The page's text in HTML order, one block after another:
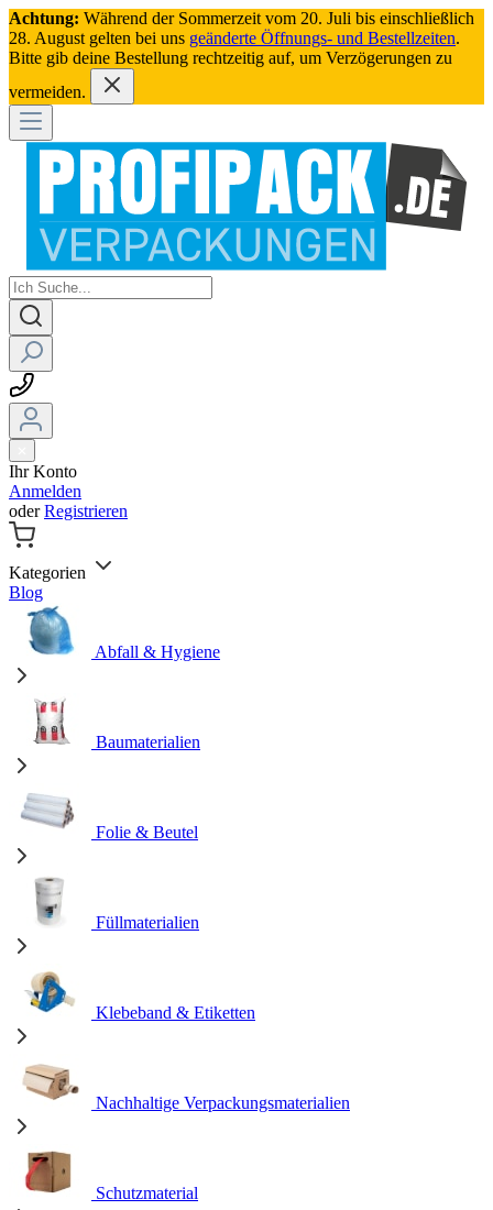
Achtung: Während der Sommerzeit vom 20. Juli bis einschließlich
28. August gelten bei uns geänderte Öffnungs- und Bestellzeiten.
Bitte gib deine Bestellung rechtzeitig auf, um Verzögerungen zu
vermeiden.
Ihr Konto
Anmelden
oderRegistrieren
Kategorien
Blog
Abfall & Hygiene
Baumaterialien
Folie & Beutel
Füllmaterialien
Klebeband & Etiketten
Nachhaltige Verpackungsmaterialien
Schutzmaterial